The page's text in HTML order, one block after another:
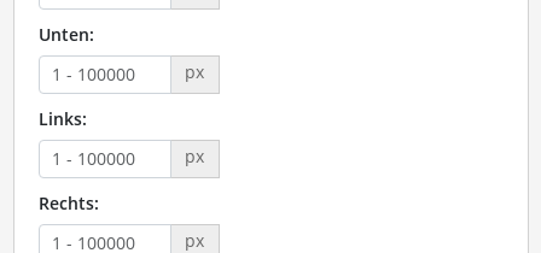
Unten:
px
Links:
px
Rechts:
px